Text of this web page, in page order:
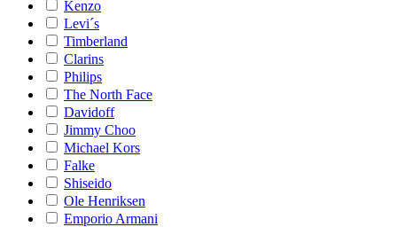
Kenzo
Levi´s
Timberland
Clarins
Philips
The North Face
Davidoff
Jimmy Choo
Michael Kors
Falke
Shiseido
Ole Henriksen
Emporio Armani